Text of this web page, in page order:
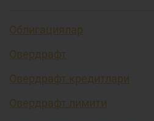
Облигациялар
Овердрафт
Овердрафт кредитлари
Овердрафт лимити